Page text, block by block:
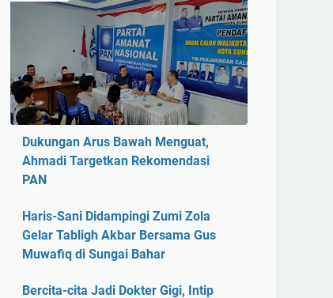
Dukungan Arus Bawah Menguat,
Ahmadi Targetkan Rekomendasi
PAN
Haris-Sani Didampingi Zumi Zola
Gelar Tabligh Akbar Bersama Gus
Muwafiq di Sungai Bahar
Bercita-cita Jadi Dokter Gigi, Intip